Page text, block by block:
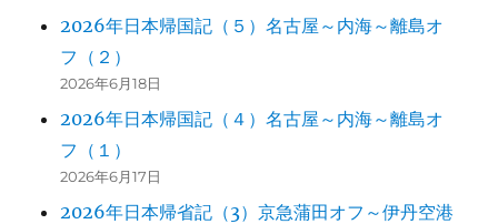
2026年日本帰国記（５）名古屋～内海～離島オ
フ（２）
2026年6月18日
2026年日本帰国記（４）名古屋～内海～離島オ
フ（１）
2026年6月17日
2026年日本帰省記（3）京急蒲田オフ～伊丹空港